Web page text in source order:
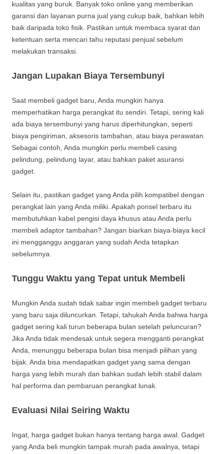
kualitas yang buruk. Banyak toko online yang memberikan
garansi dan layanan purna jual yang cukup baik, bahkan lebih
baik daripada toko fisik. Pastikan untuk membaca syarat dan
ketentuan serta mencari tahu reputasi penjual sebelum
melakukan transaksi.
Jangan Lupakan Biaya Tersembunyi
Saat membeli gadget baru, Anda mungkin hanya
memperhatikan harga perangkat itu sendiri. Tetapi, sering kali
ada biaya tersembunyi yang harus diperhitungkan, seperti
biaya pengiriman, aksesoris tambahan, atau biaya perawatan.
Sebagai contoh, Anda mungkin perlu membeli casing
pelindung, pelindung layar, atau bahkan paket asuransi
gadget.
Selain itu, pastikan gadget yang Anda pilih kompatibel dengan
perangkat lain yang Anda miliki. Apakah ponsel terbaru itu
membutuhkan kabel pengisi daya khusus atau Anda perlu
membeli adaptor tambahan? Jangan biarkan biaya-biaya kecil
ini mengganggu anggaran yang sudah Anda tetapkan
sebelumnya.
Tunggu Waktu yang Tepat untuk Membeli
Mungkin Anda sudah tidak sabar ingin membeli gadget terbaru
yang baru saja diluncurkan. Tetapi, tahukah Anda bahwa harga
gadget sering kali turun beberapa bulan setelah peluncuran?
Jika Anda tidak mendesak untuk segera mengganti perangkat
Anda, menunggu beberapa bulan bisa menjadi pilihan yang
bijak. Anda bisa mendapatkan gadget yang sama dengan
harga yang lebih murah dan bahkan sudah lebih stabil dalam
hal performa dan pembaruan perangkat lunak.
Evaluasi Nilai Seiring Waktu
Ingat, harga gadget bukan hanya tentang harga awal. Gadget
yang Anda beli mungkin tampak murah pada awalnya, tetapi